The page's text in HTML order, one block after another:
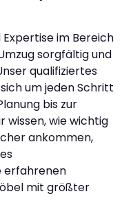
im Bereich
sorgfältig und
qualifiziertes
um jeden Schritt
bis zur
wissen, wie wichtig
ankommen,
erfahrenen
mit größter